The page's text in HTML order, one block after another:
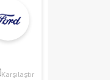
Karşılaştır